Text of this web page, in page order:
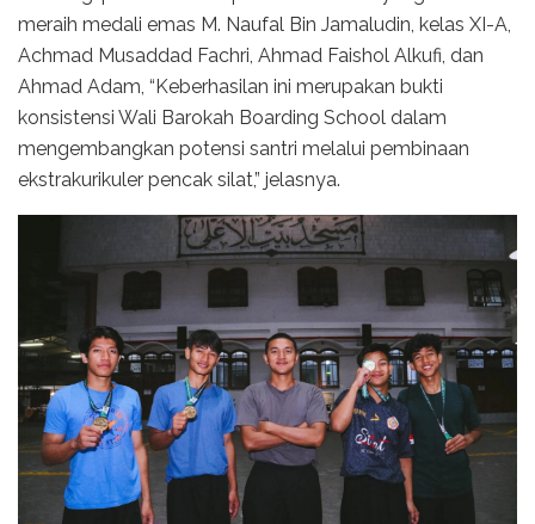
meraih medali emas M. Naufal Bin Jamaludin, kelas XI-A,
Achmad Musaddad Fachri, Ahmad Faishol Alkufi, dan
Ahmad Adam, “Keberhasilan ini merupakan bukti
konsistensi Wali Barokah Boarding School dalam
mengembangkan potensi santri melalui pembinaan
ekstrakurikuler pencak silat,” jelasnya.